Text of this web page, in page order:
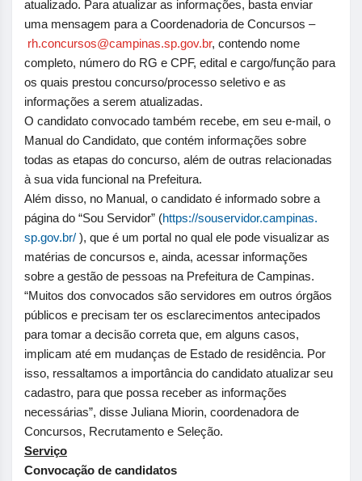
atualizado. Para atualizar as informações, basta enviar
uma mensagem para a Coordenadoria de Concursos –
rh.concursos@campinas.sp.gov.br, contendo nome
completo, número do RG e CPF, edital e cargo/função para
os quais prestou concurso/processo seletivo e as
informações a serem atualizadas.
O candidato convocado também recebe, em seu e-mail, o
Manual do Candidato, que contém informações sobre
todas as etapas do concurso, além de outras relacionadas
à sua vida funcional na Prefeitura.
Além disso, no Manual, o candidato é informado sobre a
página do “Sou Servidor” (https://souservidor.campinas.
sp.gov.br/ ), que é um portal no qual ele pode visualizar as
matérias de concursos e, ainda, acessar informações
sobre a gestão de pessoas na Prefeitura de Campinas.
“Muitos dos convocados são servidores em outros órgãos
públicos e precisam ter os esclarecimentos antecipados
para tomar a decisão correta que, em alguns casos,
implicam até em mudanças de Estado de residência. Por
isso, ressaltamos a importância do candidato atualizar seu
cadastro, para que possa receber as informações
necessárias”, disse Juliana Miorin, coordenadora de
Concursos, Recrutamento e Seleção.
Serviço
Convocação de candidatos